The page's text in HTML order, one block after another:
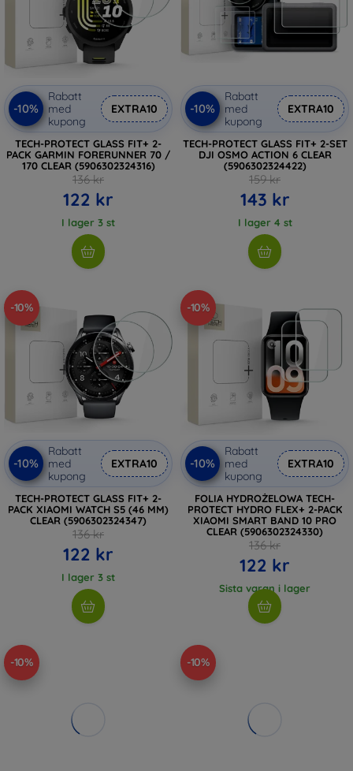
-10%
Rabatt
med
kupong
EXTRA10
TECH-PROTECT GLASS FIT+ 2-
PACK GARMIN FORERUNNER 70 /
170 CLEAR (5906302324316)
136 kr
122 kr
I lager 3 st
-10%
Rabatt
med
kupong
EXTRA10
TECH-PROTECT GLASS FIT+ 2-SET
DJI OSMO ACTION 6 CLEAR
(5906302324422)
159 kr
143 kr
I lager 4 st
-10%
-10%
Rabatt
med
kupong
EXTRA10
TECH-PROTECT GLASS FIT+ 2-
PACK XIAOMI WATCH S5 (46 MM)
CLEAR (5906302324347)
136 kr
122 kr
I lager 3 st
-10%
-10%
Rabatt
med
kupong
EXTRA10
FOLIA HYDROŻELOWA TECH-
PROTECT HYDRO FLEX+ 2-PACK
XIAOMI SMART BAND 10 PRO
CLEAR (5906302324330)
136 kr
122 kr
Sista varan i lager
-10% -10%